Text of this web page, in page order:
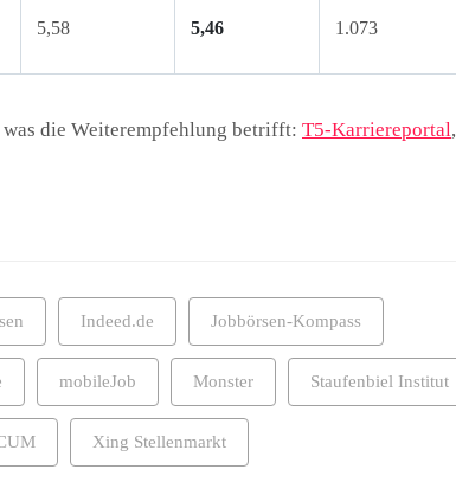
5,58 5,46 1.073
die Weiterempfehlung betrifft: T5-Karriereportal,
Indeed.de Jobbörsen-Kompass
mobileJob Monster Staufenbiel Institut
Xing Stellenmarkt